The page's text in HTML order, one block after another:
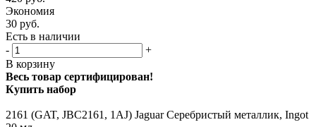
Экономия
30 руб.
Есть в наличии
-
+
В корзину
Весь товар сертифицирован!
Купить набор
2161 (GAT, JBC2161, 1AJ) Jaguar Серебристый металлик, Ingot